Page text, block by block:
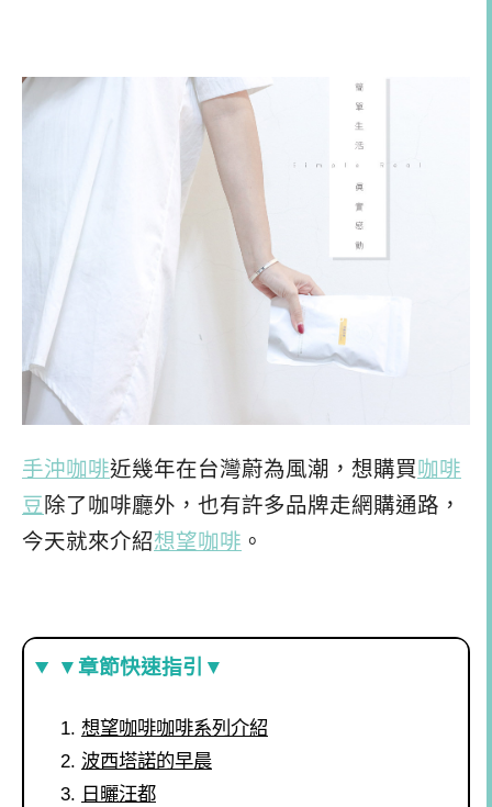
手沖咖啡近幾年在台灣蔚為風潮，想購買咖啡
豆 除了咖啡廳外，也有許多品牌走網購通路，
今天就來介紹想望咖啡 。
▼章節快速指引▼
想望咖啡咖啡系列介紹
波西塔諾的早晨
日曬汪都